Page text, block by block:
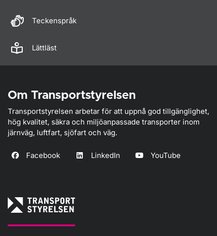
Teckenspråk
Lättläst
Om Transportstyrelsen
Transportstyrelsen arbetar för att uppnå god tillgänglighet,
hög kvalitet, säkra och miljöanpassade transporter inom
järnväg, luftfart, sjöfart och väg.
Facebook LinkedIn YouTube